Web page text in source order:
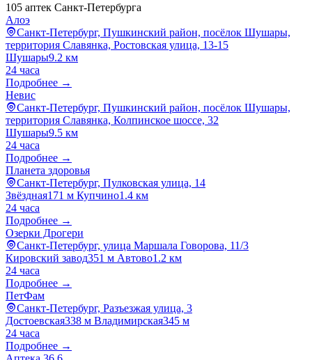
105 аптек Санкт-Петербурга
Алоэ
Санкт-Петербург, Пушкинский район, посёлок Шушары,
территория Славянка, Ростовская улица, 13-15
Шушары9.2 км
24 часа
Подробнее →
Невис
Санкт-Петербург, Пушкинский район, посёлок Шушары,
территория Славянка, Колпинское шоссе, 32
Шушары9.5 км
24 часа
Подробнее →
Планета здоровья
Санкт-Петербург, Пулковская улица, 14
Звёздная171 м Купчино1.4 км
24 часа
Подробнее →
Озерки Дрогери
Санкт-Петербург, улица Маршала Говорова, 11/3
Кировский завод351 м Автово1.2 км
24 часа
Подробнее →
ПетФам
Санкт-Петербург, Разъезжая улица, 3
Достоевская338 м Владимирская345 м
24 часа
Подробнее →